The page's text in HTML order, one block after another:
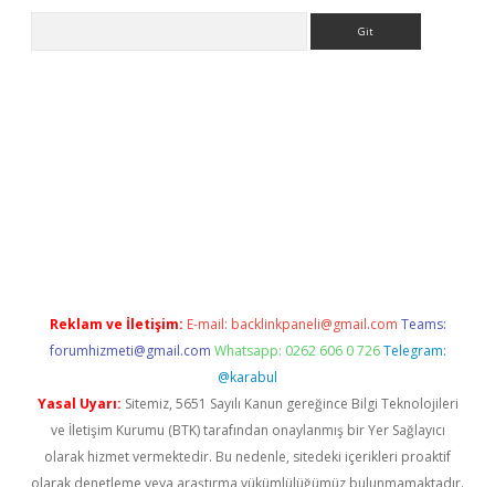
Reklam ve İletişim: E-mail: backlinkpaneli@gmail.com Teams:
forumhizmeti@gmail.com Whatsapp: 0262 606 0 726 Telegram:
@karabul
Yasal Uyarı: Sitemiz, 5651 Sayılı Kanun gereğince Bilgi Teknolojileri
ve İletişim Kurumu (BTK) tarafından onaylanmış bir Yer Sağlayıcı
olarak hizmet vermektedir. Bu nedenle, sitedeki içerikleri proaktif
olarak denetleme veya araştırma yükümlülüğümüz bulunmamaktadır.